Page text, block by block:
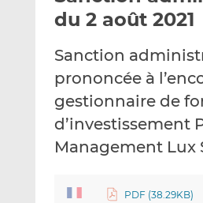
e
r
p
r
e
m
a
g
e
r
u
r
L
e
g
e
r
u
r
F
b
du 2 août 2021
Sanction
prononcée à
gestionnaire de
d’investissement
Management Lux
PDF (38.29KB)